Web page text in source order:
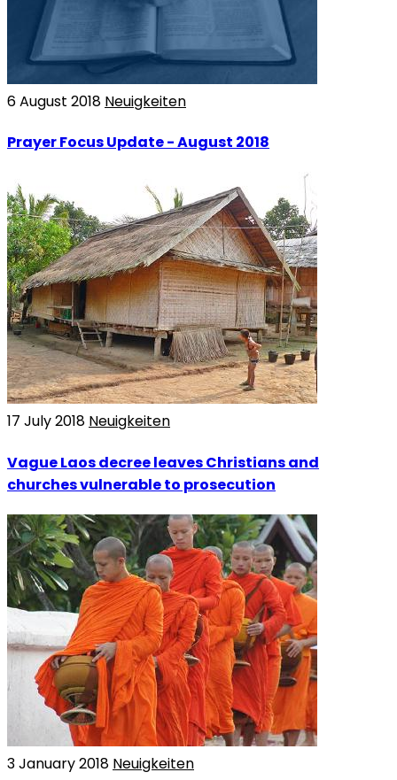
6 August 2018 Neuigkeiten
Prayer Focus Update - August 2018
17 July 2018 Neuigkeiten
Vague Laos decree leaves Christians and
churches vulnerable to prosecution
3 January 2018 Neuigkeiten